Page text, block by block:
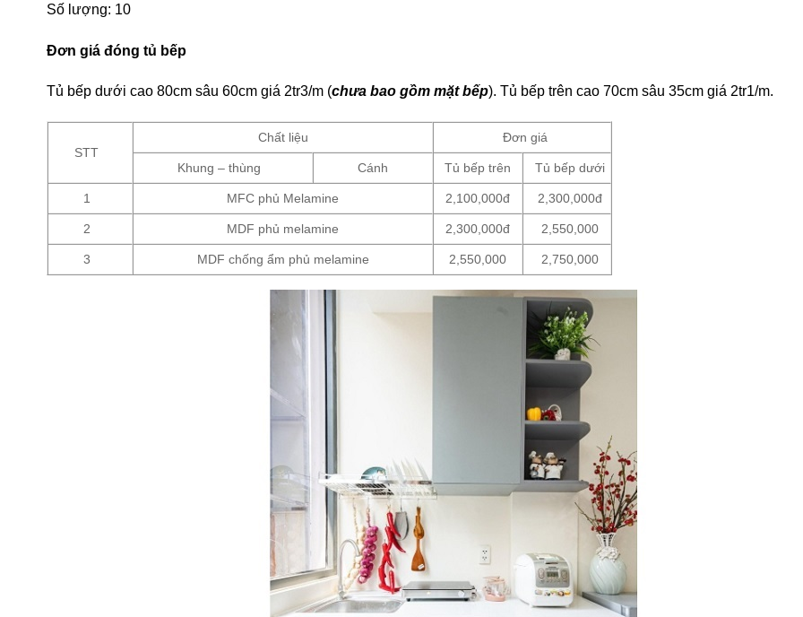
Số lượng: 10
Đơn giá đóng tủ bếp
Tủ bếp dưới cao 80cm sâu 60cm giá 2tr3/m (chưa bao gồm mặt bếp). Tủ bếp trên cao 70cm sâu 35cm giá 2tr1/m.
STT
Chất liệu Đơn giá
Khung – thùng Cánh Tủ bếp trên Tủ bếp dưới
1 MFC phủ Melamine 2,100,000đ 2,300,000đ
2 MDF phủ melamine 2,300,000đ 2,550,000
3 MDF chống ẩm phủ melamine 2,550,000 2,750,000